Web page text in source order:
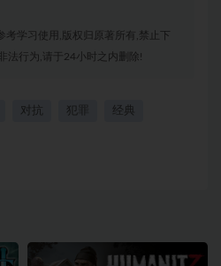
考学习使用,版权归原著所有,禁止下
法行为,请于24小时之内删除!
对抗 犯罪 经典